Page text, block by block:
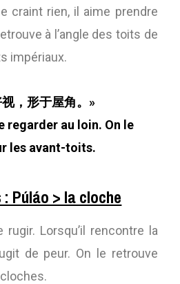
craint rien, il aime prendre
à l’angle des toits de
impériaux.
，形于屋角。»
regarder au loin. On le
les avant-toits.
Púláo > la cloche
Lorsqu’il rencontre la
de peur. On le retrouve